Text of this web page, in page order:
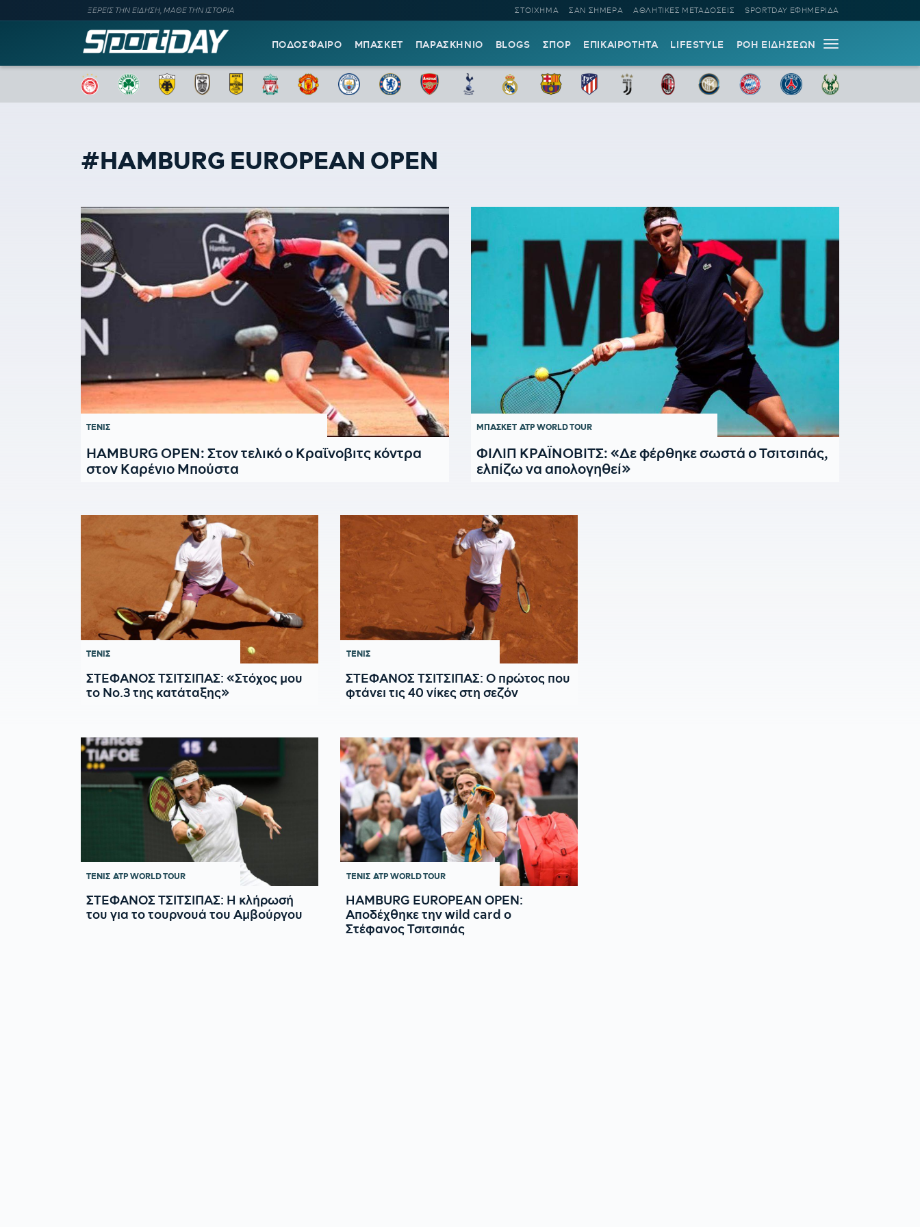
ΞΕΡΕΙΣ ΤΗΝ ΕΙΔΗΣΗ, ΜΑΘΕ ΤΗΝ ΙΣΤΟΡΙΑ ΣΤΟΙΧΗΜΑ ΣΑΝ ΣΗΜΕΡΑ ΑΘΛΗΤΙΚΕΣ ΜΕΤΑΔΟΣΕΙΣ SPORTDAY ΕΦΗΜΕΡΙΔΑ
ΠΟΔΟΣΦΑΙΡΟ ΜΠΑΣΚΕΤ ΠΑΡΑΣΚΗΝΙΟ BLOGS ΣΠΟΡ ΕΠΙΚΑΙΡΟΤΗΤΑ LIFESTYLE ΡΟΗ ΕΙΔΗΣΕΩΝ
#HAMBURG EUROPEAN OPEN
ΤΕΝΙΣ
HAMBURG OPEN: Στον τελικό ο Κραΐνοβιτς κόντρα
στον Καρένιο Μπούστα
ΜΠΑΣΚΕΤ ATP WORLD TOUR
ΦΙΛΙΠ ΚΡΑΪΝΟΒΙΤΣ: «Δε φέρθηκε σωστά ο Τσιτσιπάς,
ελπίζω να απολογηθεί»
ΤΕΝΙΣ
ΣΤΕΦΑΝΟΣ ΤΣΙΤΣΙΠΑΣ: «Στόχος μου
το Νο.3 της κατάταξης»
ΤΕΝΙΣ
ΣΤΕΦΑΝΟΣ ΤΣΙΤΣΙΠΑΣ: Ο πρώτος που
φτάνει τις 40 νίκες στη σεζόν
ΤΕΝΙΣ ATP WORLD TOUR
ΣΤΕΦΑΝΟΣ ΤΣΙΤΣΙΠΑΣ: Η κλήρωσή
του για το τουρνουά του Αμβούργου
ΤΕΝΙΣ ATP WORLD TOUR
HAMBURG EUROPEAN OPEN:
Αποδέχθηκε την wild card ο
Στέφανος Τσιτσιπάς